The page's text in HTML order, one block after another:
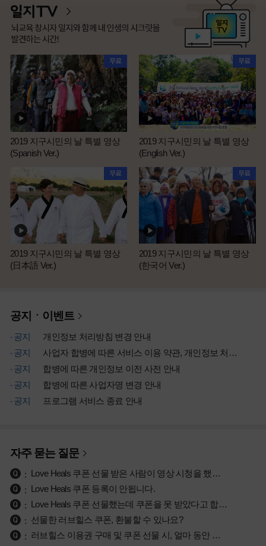
2019 지구시민의 날 특별 영상
(Spanish Ver.)
2019 지구시민의 날 특별 영상
(English Ver.)
2019 지구시민의 날 특별 영상
(日本語 Ver.)
2019 지구시민의 날 특별 영상
(한국어 Ver.)
공지ㆍ이벤트
공지
개인정보 처리방침 변경 안내
공지
사업자 합병에 따른 서비스 이용 약관, 개인정보 처리방침 개정 안내
공지
합병에 따른 개인정보 이전 사전 안내
공지
합병에 따른 사업자명 변경 안내
공지
프로그램 서비스 종료 안내
자주 묻는 질문
Love Heals 쿠폰 선물 받은 사람이 영상 시청을 했는지 궁금합니다.
Love Heals 쿠폰 등록이 안됩니다.
Love Heals 쿠폰 선물했는데 쿠폰을 못 받았다고 합니다.
선물한 러브힐스 쿠폰, 환불할 수 있나요?
러브힐스 이용권 구매 및 쿠폰 선물 시, 얼마 동안 시청이 가능한가요?